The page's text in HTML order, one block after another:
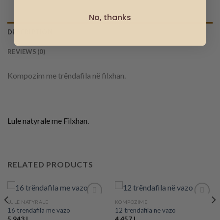
DESCRIPTION
REVIEWS (0)
Kompozim me trëndafila në filxhan.
Lule natyrale me Filxhan.
RELATED PRODUCTS
LULE NATYRALE
16 trëndafila me vazo
KOMPOZIME
12 trëndafila në vazo
No, thanks